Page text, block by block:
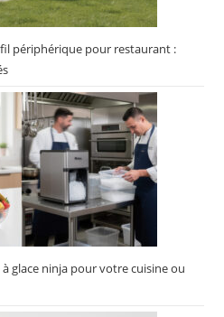
périphérique pour restaurant :
glace ninja pour votre cuisine ou